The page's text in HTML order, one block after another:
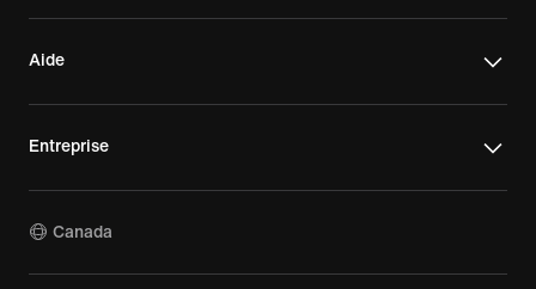
Aide
Entreprise
Canada